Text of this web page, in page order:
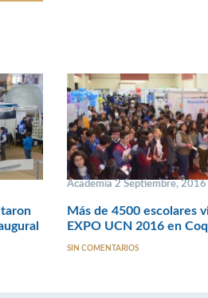
Academia 2 Septiembre, 2016
Más de 4500 escolares
EXPO UCN 2016 en
SIN COMENTARIOS